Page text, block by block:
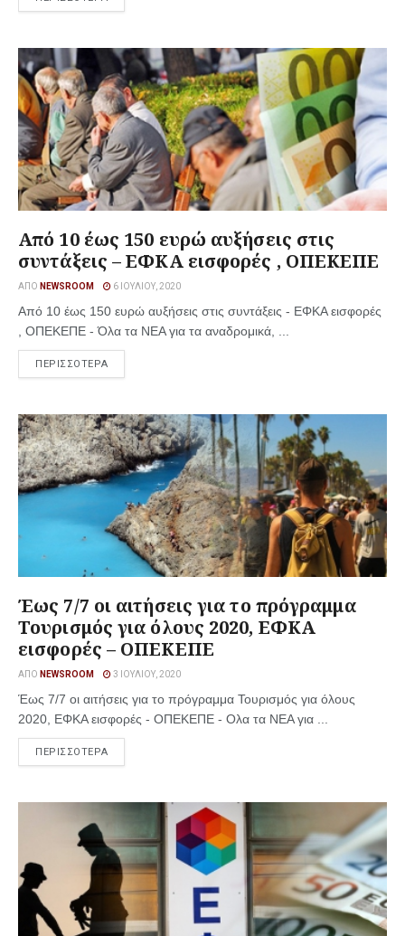
Από 10 έως 150 ευρώ αυξήσεις στις
συντάξεις – ΕΦΚΑ εισφορές , ΟΠΕΚΕΠΕ
ΑΠΌ NEWSROOM 6 ΙΟΥΛΊΟΥ, 2020
Από 10 έως 150 ευρώ αυξήσεις στις συντάξεις - ΕΦΚΑ εισφορές
, ΟΠΕΚΕΠΕ - Όλα τα ΝΕΑ για τα αναδρομικά, ...
ΠΕΡΙΣΣΟΤΕΡΑ
Έως 7/7 οι αιτήσεις για το πρόγραμμα
Τουρισμός για όλους 2020, ΕΦΚΑ
εισφορές – ΟΠΕΚΕΠΕ
ΑΠΌ NEWSROOM 3 ΙΟΥΛΊΟΥ, 2020
Έως 7/7 οι αιτήσεις για το πρόγραμμα Τουρισμός για όλους
2020, ΕΦΚΑ εισφορές - ΟΠΕΚΕΠΕ - Ολα τα ΝΕΑ για ...
ΠΕΡΙΣΣΟΤΕΡΑ